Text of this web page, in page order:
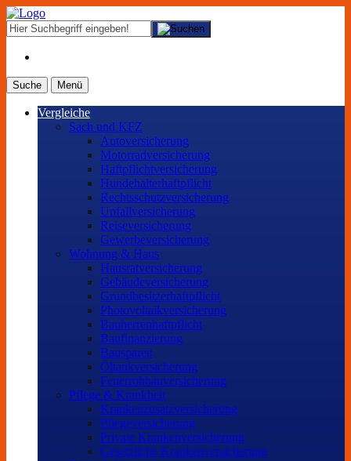
Suche Menü
Vergleiche
Sach und KFZ
Autoversicherung
Motorradversicherung
Haftpflichtversicherung
Hundehalterhaftpflicht
Rechtsschutzversicherung
Unfallversicherung
Reiseversicherung
Gewerbeversicherung
Wohnung & Haus
Hausratversicherung
Gebäudeversicherung
Grundbesitzerhaftpflicht
Photovoltaikversicherung
Bauherrenhaftpflicht
Baufinanzierung
Bausparen
Öltankversicherung
Feuerrohbauversicherung
Pflege & Krankheit
Krankenzusatzversicherung
Pflegeversicherung
Private Krankenversicherung
Gesetzliche Krankenversicherung